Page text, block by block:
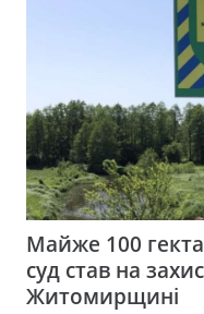
Майже 100
суд став на
Житомирщині